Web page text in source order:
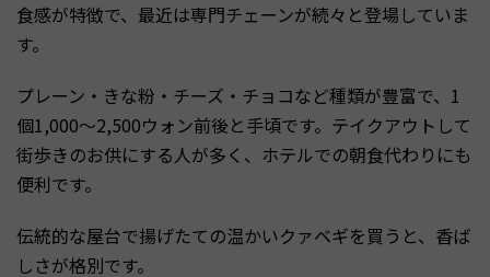
食感が特徴で、最近は専門チェーンが続々と登場していま
す。
プレーン・きな粉・チーズ・チョコなど種類が豊富で、1
個1,000〜2,500ウォン前後と手頃です。テイクアウトして
街歩きのお供にする人が多く、ホテルでの朝食代わりにも
便利です。
伝統的な屋台で揚げたての温かいクァベギを買うと、香ば
しさが格別です。